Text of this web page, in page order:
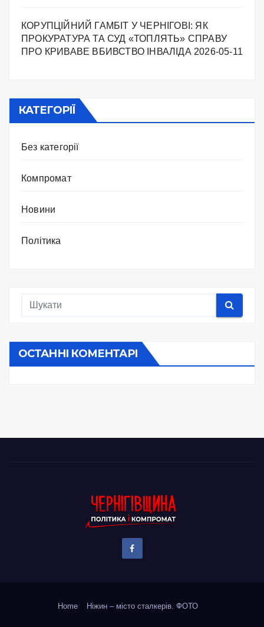
КОРУПЦІЙНИЙ ГАМБІТ У ЧЕРНІГОВІ: ЯК
ПРОКУРАТУРА ТА СУД «ТОПЛЯТЬ» СПРАВУ
ПРО КРИВАВЕ ВБИВСТВО ІНВАЛІДА 2026-05-11
КАТЕГОРІЇ
Без категорії
Компромат
Новини
Політика
ОСТАННІ КОМЕНТАРІ
Home Ніжин – місто сталкерів. ФОТО